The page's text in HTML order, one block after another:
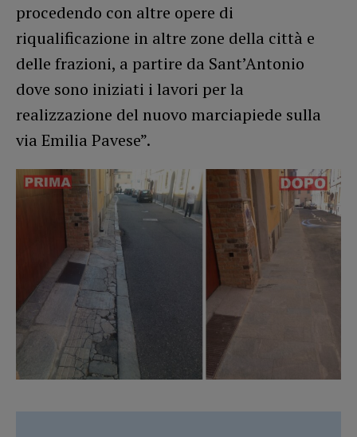
procedendo con altre opere di
riqualificazione in altre zone della città e
delle frazioni, a partire da Sant’Antonio
dove sono iniziati i lavori per la
realizzazione del nuovo marciapiede sulla
via Emilia Pavese”.